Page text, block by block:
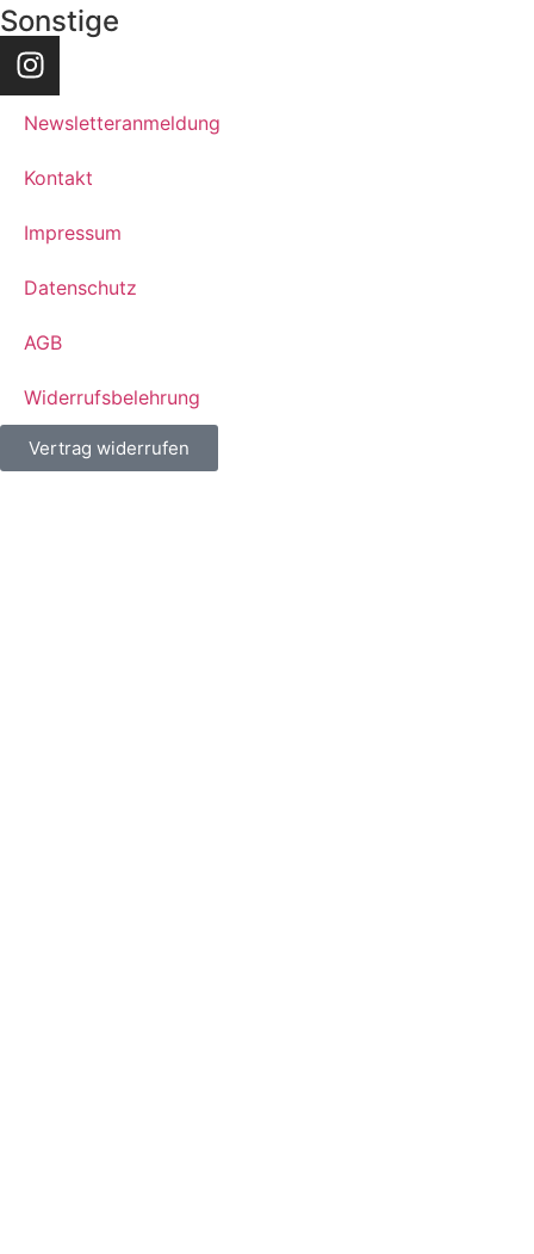
Sonstige
Newsletteranmeldung
Kontakt
Impressum
Datenschutz
AGB
Widerrufsbelehrung
Vertrag widerrufen